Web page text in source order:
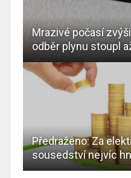
Mrazivé počasí
odběr plynu stoupl
Předraženo: Za
sousedství nejvíc